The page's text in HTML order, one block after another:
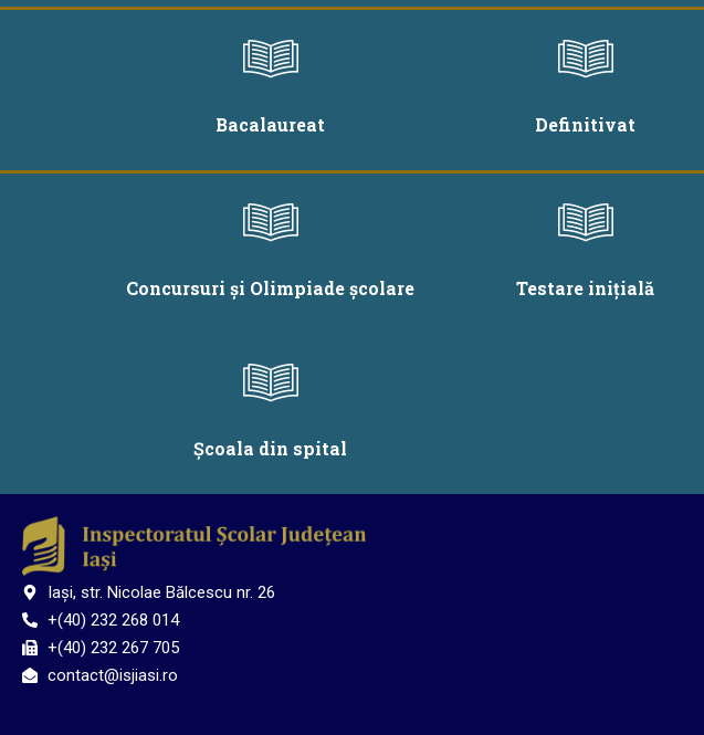
Bacalaureat Definitivat
Concursuri și Olimpiade școlare Testare inițială
Școala din spital
Iași, str. Nicolae Bălcescu nr. 26
+(40) 232 268 014
+(40) 232 267 705
contact@isjiasi.ro